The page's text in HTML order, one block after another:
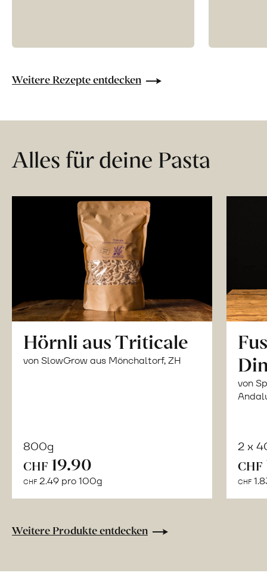
Weitere Rezepte entdecken
Alles für deine Pasta
Hörnli aus Triticale
von SlowGrow aus Mönchaltorf, ZH
800g
CHF 19.90
CHF 2.49 pro 100g
von
2 x
CHF
CHF
Weitere Produkte entdecken